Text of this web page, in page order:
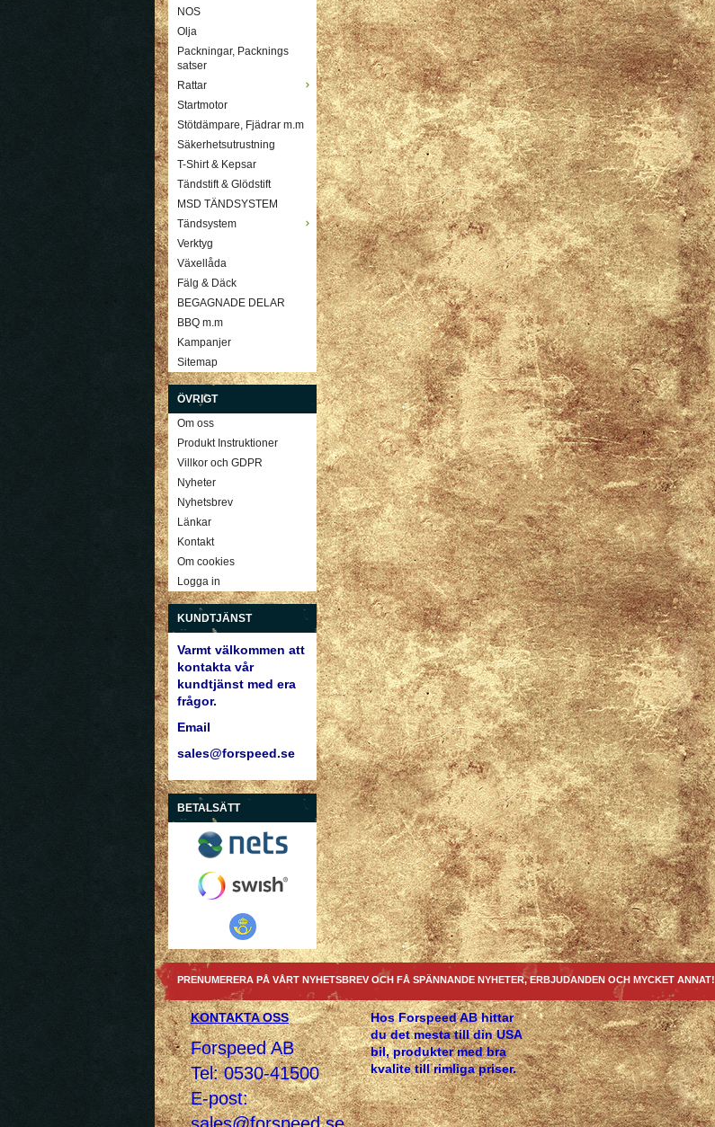
NOS
Olja
Packningar, Packnings
satser
Rattar
Startmotor
Stötdämpare, Fjädrar m.m
Säkerhetsutrustning
T-Shirt & Kepsar
Tändstift & Glödstift
MSD TÄNDSYSTEM
Tändsystem
Verktyg
Växellåda
Fälg & Däck
BEGAGNADE DELAR
BBQ m.m
Kampanjer
Sitemap
ÖVRIGT
Om oss
Produkt Instruktioner
Villkor och GDPR
Nyheter
Nyhetsbrev
Länkar
Kontakt
Om cookies
Logga in
KUNDTJÄNST
Varmt välkommen att
kontakta vår
kundtjänst med era
frågor.
Email
sales@forspeed.se
BETALSÄTT
PRENUMERERA PÅ VÅRT NYHETSBREV OCH FÅ SPÄNNANDE NYHETER, ERBJUDANDEN OCH MYCKET ANNAT!
KONTAKTA OSS
Forspeed AB
Tel: 0530-41500
E-post:
Hos Forspeed AB hittar
du det mesta till din USA
bil, produkter med bra
kvalite till rimliga priser.